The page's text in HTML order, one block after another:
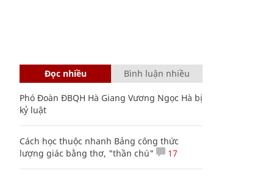
Đọc nhiều Bình luận nhiều
Phó Đoàn ĐBQH Hà Giang Vương Ngọc Hà bị
kỷ luật
Cách học thuộc nhanh Bảng công thức
lượng giác bằng thơ, "thần chú"
17